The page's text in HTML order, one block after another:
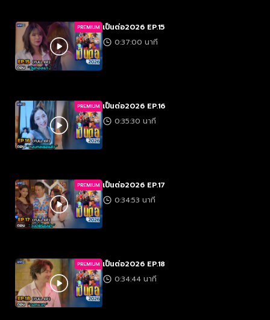
PREMIUM เป็นต่อ2026 EP.15
0:37:00 นาที
PREMIUM เป็นต่อ2026 EP.16
0:35:30 นาที
PREMIUM เป็นต่อ2026 EP.17
0:34:53 นาที
PREMIUM เป็นต่อ2026 EP.18
0:34:44 นาที